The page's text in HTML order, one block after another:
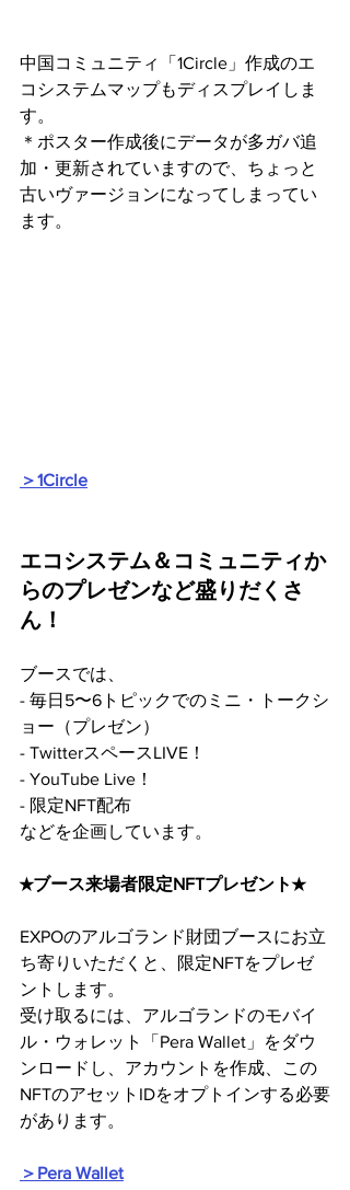
中国コミュニティ「1Circle」作成のエ
コシステムマップもディスプレイしま
す。
＊ポスター作成後にデータが多ガバ追
加・更新されていますので、ちょっと
古いヴァージョンになってしまってい
ます。
＞1Circle
エコシステム＆コミュニティか
らのプレゼンなど盛りだくさ
ん！
ブースでは、
- 毎日5〜6トピックでのミニ・トークシ
ョー（プレゼン）
- TwitterスペースLIVE！
- YouTube Live！
- 限定NFT配布
などを企画しています。
★ブース来場者限定NFTプレゼント★
EXPOのアルゴランド財団ブースにお立
ち寄りいただくと、限定NFTをプレゼ
ントします。
受け取るには、アルゴランドのモバイ
ル・ウォレット「Pera Wallet」をダウ
ンロードし、アカウントを作成、この
NFTのアセットIDをオプトインする必要
があります。
＞Pera Wallet